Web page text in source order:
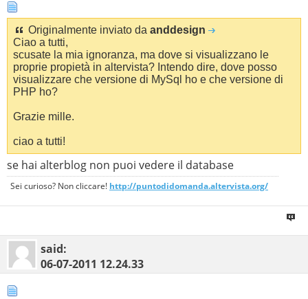
Originalmente inviato da anddesign
Ciao a tutti,
scusate la mia ignoranza, ma dove si visualizzano le
proprie propietà in altervista? Intendo dire, dove posso
visualizzare che versione di MySql ho e che versione di
PHP ho?
Grazie mille.
ciao a tutti!
se hai alterblog non puoi vedere il database
Sei curioso? Non cliccare! http://puntodidomanda.altervista.org/
said:
06-07-2011 12.24.33